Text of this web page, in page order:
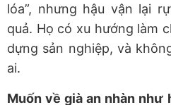
lóa”, nhưng hậu vận lại
quả. Họ có xu hướng làm
dựng sản nghiệp, và
ai.
Muốn về già an nhàn như